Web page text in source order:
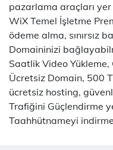
pazarlama araçları yer
WiX Temel İşletme
ödeme alma, sınırsız
Domaininizi
Saatlik Video Yükleme,
Ücretsiz Domain, 500
ücretsiz hosting,
Trafiğini Güçlendirme
Taahhütnameyi